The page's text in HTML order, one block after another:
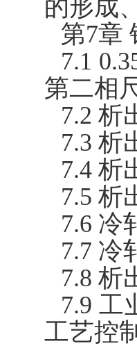
的形成
第7章
7.1
第二相
7.2 析
7.3 析
7.4 析
7.5 析
7.6 冷
7.7 冷
7.8 析
7.9 工
工艺控